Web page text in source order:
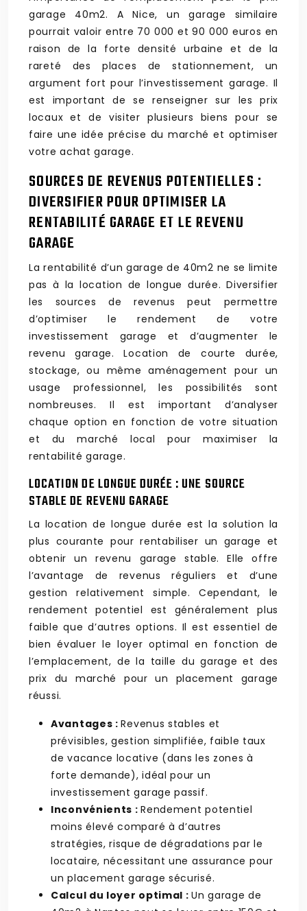
garage 40m2. A Nice, un garage similaire
pourrait valoir entre 70 000 et 90 000 euros en
raison de la forte densité urbaine et de la
rareté des places de stationnement, un
argument fort pour l’investissement garage. Il
est important de se renseigner sur les prix
locaux et de visiter plusieurs biens pour se
faire une idée précise du marché et optimiser
votre achat garage.
SOURCES DE REVENUS POTENTIELLES :
DIVERSIFIER POUR OPTIMISER LA
RENTABILITÉ GARAGE ET LE REVENU
GARAGE
La rentabilité d’un garage de 40m2 ne se limite
pas à la location de longue durée. Diversifier
les sources de revenus peut permettre
d’optimiser le rendement de votre
investissement garage et d’augmenter le
revenu garage. Location de courte durée,
stockage, ou même aménagement pour un
usage professionnel, les possibilités sont
nombreuses. Il est important d’analyser
chaque option en fonction de votre situation
et du marché local pour maximiser la
rentabilité garage.
LOCATION DE LONGUE DURÉE : UNE SOURCE
STABLE DE REVENU GARAGE
La location de longue durée est la solution la
plus courante pour rentabiliser un garage et
obtenir un revenu garage stable. Elle offre
l’avantage de revenus réguliers et d’une
gestion relativement simple. Cependant, le
rendement potentiel est généralement plus
faible que d’autres options. Il est essentiel de
bien évaluer le loyer optimal en fonction de
l’emplacement, de la taille du garage et des
prix du marché pour un placement garage
réussi.
Avantages :Revenus stables et
prévisibles, gestion simplifiée, faible taux
de vacance locative (dans les zones à
forte demande), idéal pour un
investissement garage passif.
Inconvénients :Rendement potentiel
moins élevé comparé à d’autres
stratégies, risque de dégradations par le
locataire, nécessitant une assurance pour
un placement garage sécurisé.
Calcul du loyer optimal :Un garage de